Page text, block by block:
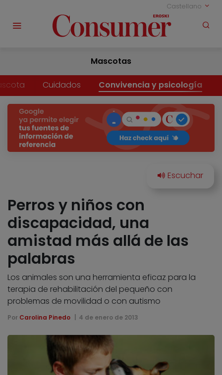
Castellano
Mascotas
Cuidados Convivencia y psicología
Perros y niños con
discapacidad, una
amistad más allá de las
palabras
Los animales son una herramienta eficaz para la
terapia de rehabilitación del pequeño con
problemas de movilidad o con autismo
Por Carolina Pinedo 4 de enero de 2013